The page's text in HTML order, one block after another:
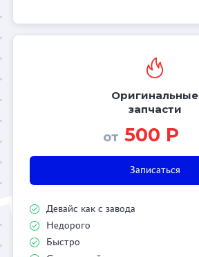
Оригинальные
запчасти
от 500 Р
Записаться
Девайс как с завода
Недорого
Быстро